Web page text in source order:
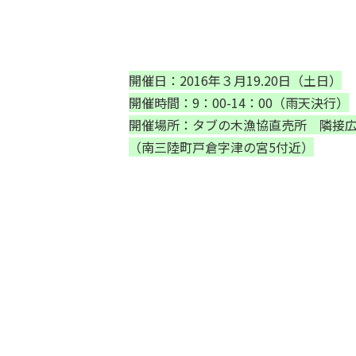
開催日：2016年３月19.20日（土日）
開催時間：9：00-14：00（雨天決行）
開催場所：タブの木漁協直売所 隣接
（南三陸町戸倉字津の宮5付近）